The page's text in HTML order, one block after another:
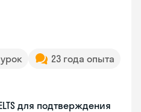
23 года опыта
для подтверждения